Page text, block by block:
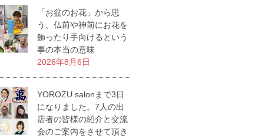
「お盆のお花」から思
う、仏前や神前にお花を
飾ったり手向けるという
事の本当の意味
2026年8月6日
YOROZU salonまで3日
になりました。7人の出
店者の皆様の紹介と交流
会のご案内をさせて頂き